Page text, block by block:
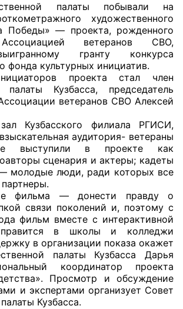
OPKO42@BK.RU
ОБРАТНАЯ СВЯЗЬ
советы
советы при территориальных
органов
власти
советы по проведению
оценки качества условий
палаты побывали на
художественного
Победы» — проекта, рожденного
ветеранов СВО,
гранту конкурса
фонда культурных инициатив.
проекта стал член
палаты Кузбасса, председатель
ветеранов СВО Алексей
Кузбасского филиала РГИСИ,
аудитория- ветераны
выступили в проекте как
сценария и актеры; кадеты
молодые люди, ради которых все
фильма — донести правду о
связи поколений и, поэтому с
фильм вместе с интерактивной
в школы и колледжи
в организации показа окажет
палаты Кузбасса Дарья
координатор проекта
Просмотр и обсуждение
и экспертами организует Совет
Кузбасса.